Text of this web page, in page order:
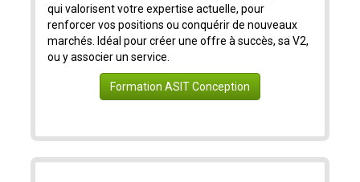
qui valorisent votre expertise actuelle, pour
renforcer vos positions ou conquérir de nouveaux
marchés. Idéal pour créer une offre à succès, sa V2,
ou y associer un service.
Formation ASIT Conception